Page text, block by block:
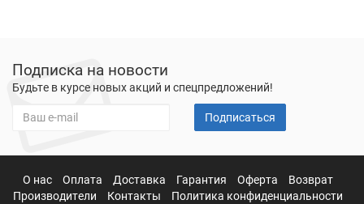
Подписка на новости
Будьте в курсе новых акций и спецпредложений!
Подписаться
О нас Оплата Доставка Гарантия Оферта
Возврат
Производители
Контакты Политика конфиденциальности